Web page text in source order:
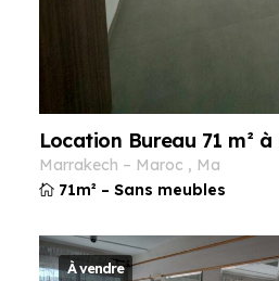
Location Bureau 71 m²
marrakech – maroc ,
ma
71m² – Sans meubles
À vendre